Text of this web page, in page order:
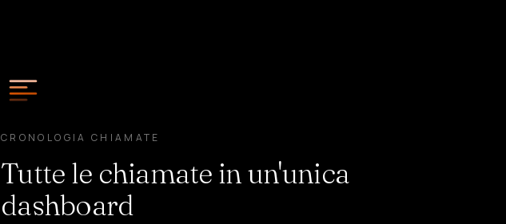
CRONOLOGIA CHIAMATE
Tutte le chiamate in un'unica
dashboard